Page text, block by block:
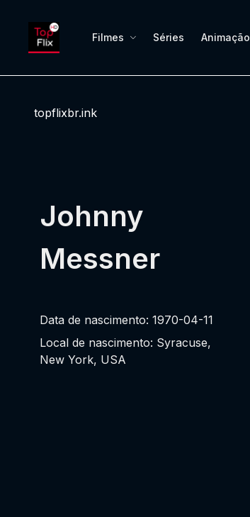
Filmes Séries Animação
topflixbr.ink
Johnny
Messner
Data de nascimento: 1970-04-11
Local de nascimento: Syracuse,
New York, USA